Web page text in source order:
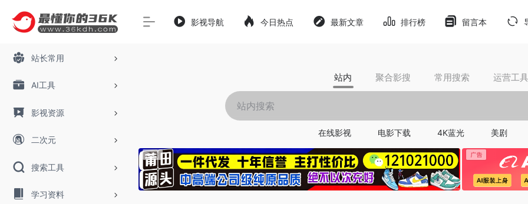
站长常用
AI工具
影视资源
二次元
搜索工具
学习资料
影视导航 今日热点 最新文章 排行榜 留言本
站内 聚合影搜 常用搜索 运营工具
在线影视 电影下载 4K蓝光 美剧